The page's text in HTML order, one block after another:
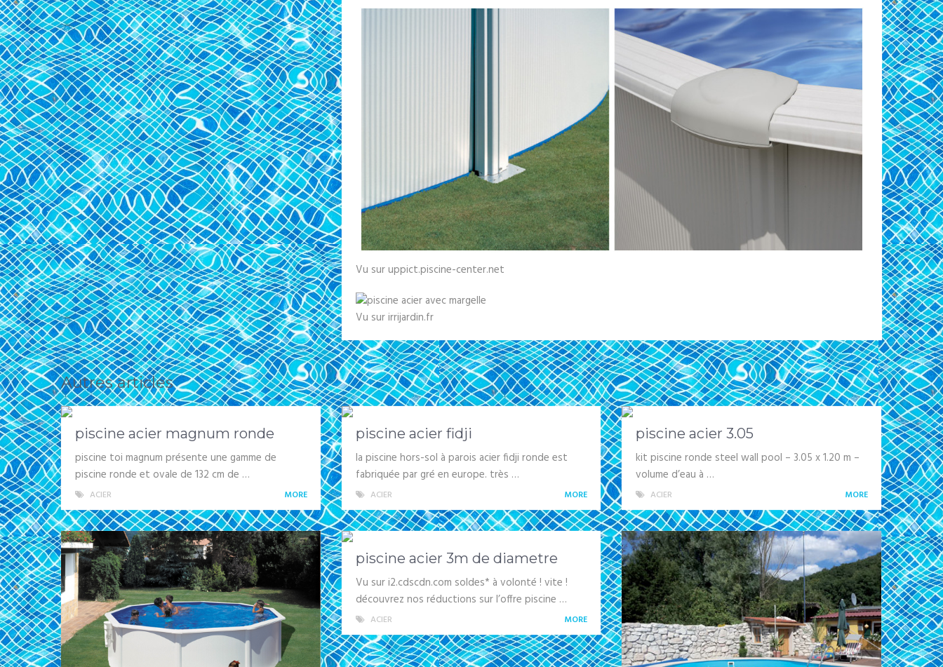
Vu sur uppict.piscine-center.net
Vu sur irrijardin.fr
Autres articles
piscine acier magnum ronde
piscine toi magnum présente une gamme de
piscine ronde et ovale de 132 cm de …
ACIER MORE
piscine acier fidji
la piscine hors-sol à parois acier fidji ronde est
fabriquée par gré en europe. très …
ACIER MORE
piscine acier 3.05
kit piscine ronde steel wall pool – 3.05 x 1.20 m –
volume d’eau à …
ACIER MORE
piscine acier 3m de diametre
Vu sur i2.cdscdn.com soldes* à volonté ! vite !
découvrez nos réductions sur l’offre piscine …
ACIER MORE